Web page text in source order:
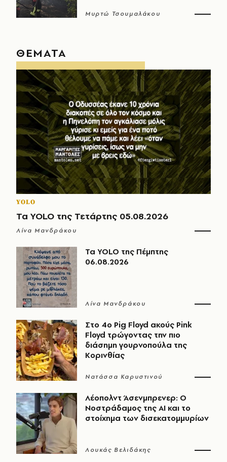
Μυρτώ Τσουμαλάκου
ΘΕΜΑΤΑ
YOLO
Τα YOLO της Τετάρτης 05.08.2026
Λίνα Μανδράκου
Τα YOLO της Πέμπτης
06.08.2026
Λίνα Μανδράκου
Στο 4ο Pig Floyd ακούς Pink
Floyd τρώγοντας την πιο
διάσημη γουρνοπούλα της
Κορινθίας
Νατάσσα Καρυστινού
Λέοπολντ Άσενμπρενερ: Ο
Νοστράδαμος της AI και το
στοίχημα των δισεκατομμυρίων
Λουκάς Βελιδάκης